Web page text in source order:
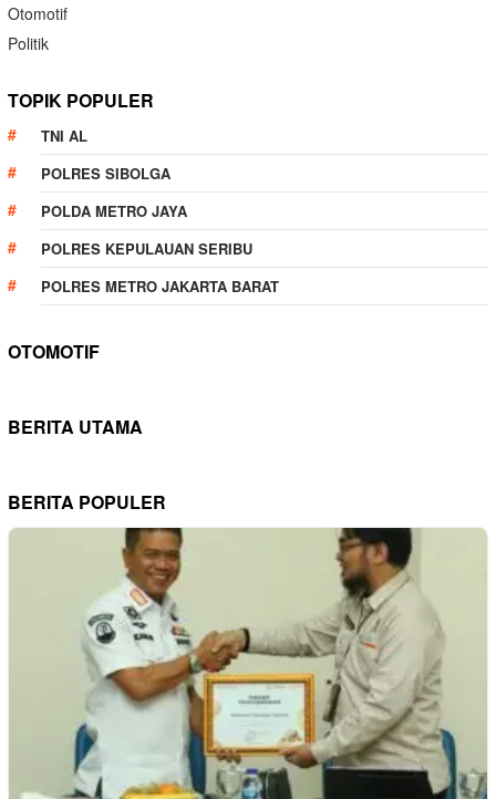
Otomotif
Politik
TOPIK POPULER
TNI AL
POLRES SIBOLGA
POLDA METRO JAYA
POLRES KEPULAUAN SERIBU
POLRES METRO JAKARTA BARAT
OTOMOTIF
BERITA UTAMA
BERITA POPULER